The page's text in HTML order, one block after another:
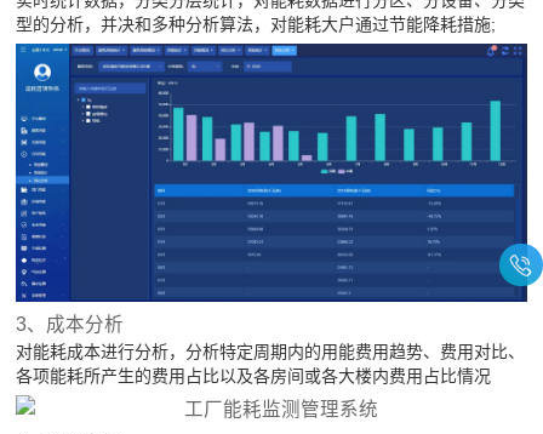
型的分析，并决和多种分析算法，对能耗大户通过节能降耗措施;
3、成本分析
对能耗成本进行分析，分析特定周期内的用能费用趋势、费用对比、
各项能耗所产生的费用占比以及各房间或各大楼内费用占比情况